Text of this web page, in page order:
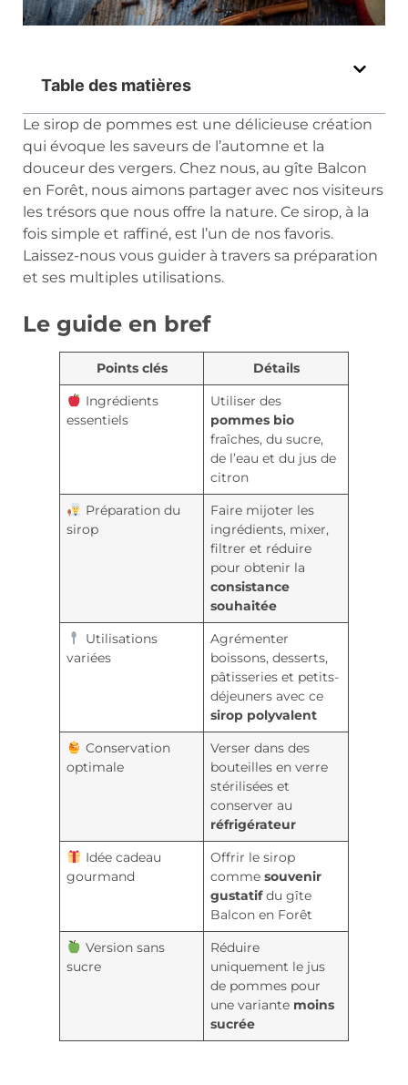
Table des matières
Le sirop de pommes est une délicieuse création
qui évoque les saveurs de l’automne et la
douceur des vergers. Chez nous, au gîte Balcon
en Forêt, nous aimons partager avec nos visiteurs
les trésors que nous offre la nature. Ce sirop, à la
fois simple et raffiné, est l’un de nos favoris.
Laissez-nous vous guider à travers sa préparation
et ses multiples utilisations.
Le guide en bref
Points clés
Détails
Ingrédients
essentiels
Utiliser des
pommes bio
fraîches, du sucre,
de l’eau et du jus de
citron
Préparation du
sirop
Faire mijoter les
ingrédients, mixer,
filtrer et réduire
pour obtenir la
consistance
souhaitée
Utilisations
variées
Agrémenter
boissons, desserts,
pâtisseries et petits-
déjeuners avec ce
sirop polyvalent
Conservation
optimale
Verser dans des
bouteilles en verre
stérilisées et
conserver au
réfrigérateur
Idée cadeau
gourmand
Offrir le sirop
commesouvenir
gustatifdu gîte
Balcon en Forêt
Version sans
sucre
Réduire
uniquement le jus
de pommes pour
une variante moins
sucrée